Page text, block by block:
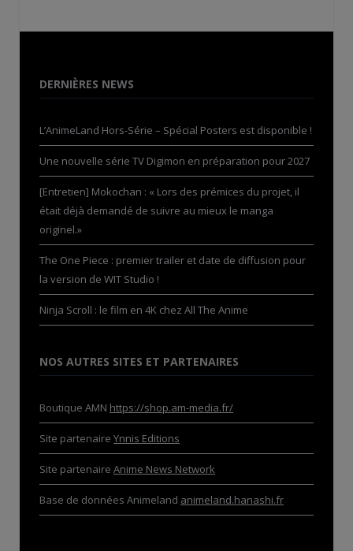
DERNIÈRES NEWS
L’AnimeLand Hors-Série – Spécial Posters est disponible !
Une nouvelle série TV Digimon en préparation pour 2027
[Entretien] Mokochan : « Lors des prémices du projet, il
était déjà demandé de suivre au mieux le manga
originel.»
The One Piece : premier trailer et date de diffusion pour
la version de WIT Studio !
Ninja Scroll : le film en 4K chez All The Anime
NOS AUTRES SITES ET PARTENAIRES
Boutique AMN https://shop.am-media.fr/
Site partenaire Ynnis Editions
Site partenaire Anime News Network
Base de données Animeland animeland.hanashi.fr